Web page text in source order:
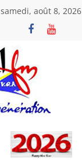
samedi, août 8, 2026